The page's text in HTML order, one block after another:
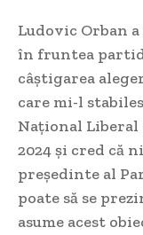
Ludovic Orban
în fruntea
câștigarea
care mi-l
Național Liberal
2024 și cred că
președinte al
poate să se
asume acest